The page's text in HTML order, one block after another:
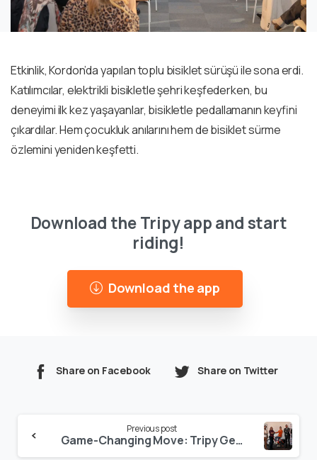
Etkinlik, Kordon’da yapılan toplu bisiklet sürüşü ile sona erdi.
Katılımcılar, elektrikli bisikletle şehri keşfederken, bu
deneyimi ilk kez yaşayanlar, bisikletle pedallamanın keyfini
çıkardılar. Hem çocukluk anılarını hem de bisiklet sürme
özlemini yeniden keşfetti.
Download the Tripy app and start
riding!
Download the app
Share on Facebook Share on Twitter
Reading
Previous post
Game-Changing Move: Tripy Gets Strategic Investment!